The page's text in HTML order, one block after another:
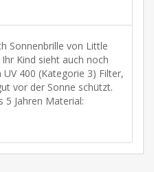
Sonnenbrille von Little
Kind sieht auch noch
400 (Kategorie 3) Filter,
vor der Sonne schützt.
5 Jahren Material: